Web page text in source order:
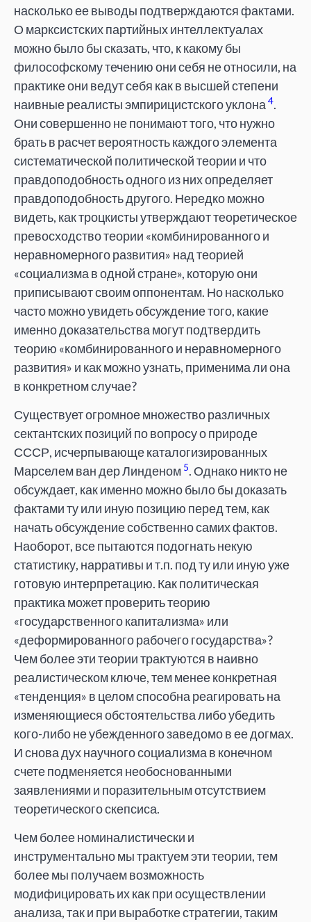
насколько ее выводы подтверждаются фактами.
О марксистских партийных интеллектуалах
можно было бы сказать, что, к какому бы
философскому течению они себя не относили, на
практике они ведут себя как в высшей степени
наивные реалисты эмпирицистского уклона 4.
Они совершенно не понимают того, что нужно
брать в расчет вероятность каждого элемента
систематической политической теории и что
правдоподобность одного из них определяет
правдоподобность другого. Нередко можно
видеть, как троцкисты утверждают теоретическое
превосходство теории «комбинированного и
неравномерного развития» над теорией
«социализма в одной стране», которую они
приписывают своим оппонентам. Но насколько
часто можно увидеть обсуждение того, какие
именно доказательства могут подтвердить
теорию «комбинированного и неравномерного
развития» и как можно узнать, применима ли она
в конкретном случае?
Существует огромное множество различных
сектантских позиций по вопросу о природе
СССР, исчерпывающе каталогизированных
Марселем ван дер Линденом 5. Однако никто не
обсуждает, как именно можно было бы доказать
фактами ту или иную позицию перед тем, как
начать обсуждение собственно самих фактов.
Наоборот, все пытаются подогнать некую
статистику, нарративы и т.п. под ту или иную уже
готовую интерпретацию. Как политическая
практика может проверить теорию
«государственного капитализма» или
«деформированного рабочего государства»?
Чем более эти теории трактуются в наивно
реалистическом ключе, тем менее конкретная
«тенденция» в целом способна реагировать на
изменяющиеся обстоятельства либо убедить
кого-либо не убежденного заведомо в ее догмах.
И снова дух научного социализма в конечном
счете подменяется необоснованными
заявлениями и поразительным отсутствием
теоретического скепсиса.
Чем более номиналистически и
инструментально мы трактуем эти теории, тем
более мы получаем возможность
модифицировать их как при осуществлении
анализа, так и при выработке стратегии, таким